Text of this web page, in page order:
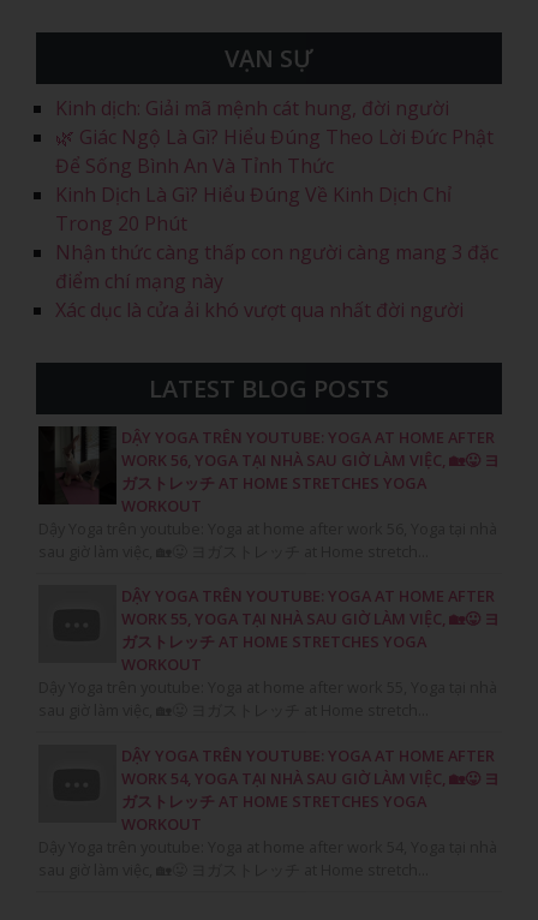
VẠN SỰ
Kinh dịch: Giải mã mệnh cát hung, đời người
🌿 Giác Ngộ Là Gì? Hiểu Đúng Theo Lời Đức Phật
Để Sống Bình An Và Tỉnh Thức
Kinh Dịch Là Gì? Hiểu Đúng Về Kinh Dịch Chỉ
Trong 20 Phút
Nhận thức càng thấp con người càng mang 3 đặc
điểm chí mạng này
Xác dục là cửa ải khó vượt qua nhất đời người
LATEST BLOG POSTS
DẬY YOGA TRÊN YOUTUBE: YOGA AT HOME AFTER
WORK 56, YOGA TẠI NHÀ SAU GIỜ LÀM VIỆC, 🏡😛 ヨ
ガストレッチ AT HOME STRETCHES YOGA
WORKOUT
DẬY YOGA TRÊN YOUTUBE: YOGA AT HOME AFTER
WORK 55, YOGA TẠI NHÀ SAU GIỜ LÀM VIỆC, 🏡😛 ヨ
ガストレッチ AT HOME STRETCHES YOGA
WORKOUT
DẬY YOGA TRÊN YOUTUBE: YOGA AT HOME AFTER
WORK 54, YOGA TẠI NHÀ SAU GIỜ LÀM VIỆC, 🏡😛 ヨ
ガストレッチ AT HOME STRETCHES YOGA
WORKOUT